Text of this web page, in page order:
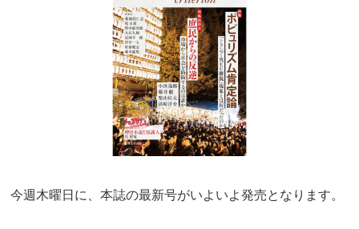
今週木曜日に、本誌の最新号がいよいよ発売となります。